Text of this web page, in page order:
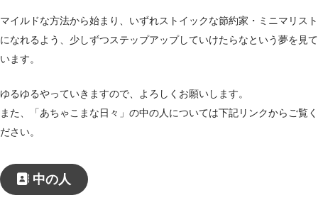
マイルドな方法から始まり、いずれストイックな節約家・ミニマリスト
になれるよう、少しずつステップアップしていけたらなという夢を見て
います。
ゆるゆるやっていきますので、よろしくお願いします。
また、「あちゃこまな日々」の中の人については下記リンクからご覧く
ださい。
中の人